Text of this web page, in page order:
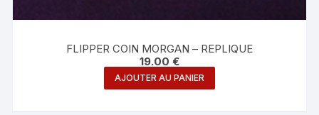
FLIPPER COIN MORGAN – REPLIQUE
19.00 €
AJOUTER AU PANIER